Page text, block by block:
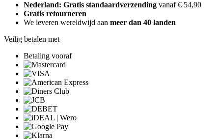
Nederland: Gratis standaardverzending vanaf € 54,90
Gratis retourneren
We leveren wereldwijd aan meer dan 40 landen
Veilig betalen met
Betaling vooraf